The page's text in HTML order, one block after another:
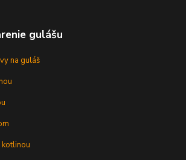
gulášu
na guláš